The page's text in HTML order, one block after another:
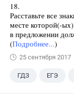
18.
Расставьте все
месте которой(-ых)
в предложении
(Подробнее...)
25 сентября 2017
ГДЗ ЕГЭ